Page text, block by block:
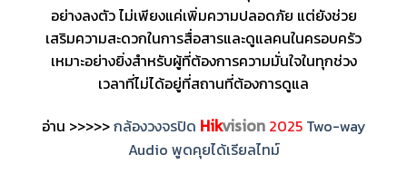
อย่างลงตัว ไม่เพียงแค่เพิ่มความปลอดภัย แต่ยังช่วย
เสริมความสะดวกในการสื่อสารและดูแลคนในครอบครัว
เหมาะอย่างยิ่งสำหรับผู้ที่ต้องการความมั่นใจในทุกช่วง
เวลาที่ไม่ได้อยู่ที่สถานที่ต้องการดูแล
อ่าน >>>>>กล้องวงจรปิด Hikvision 2025Two-way
Audio พูดคุยได้เรียลไทม์